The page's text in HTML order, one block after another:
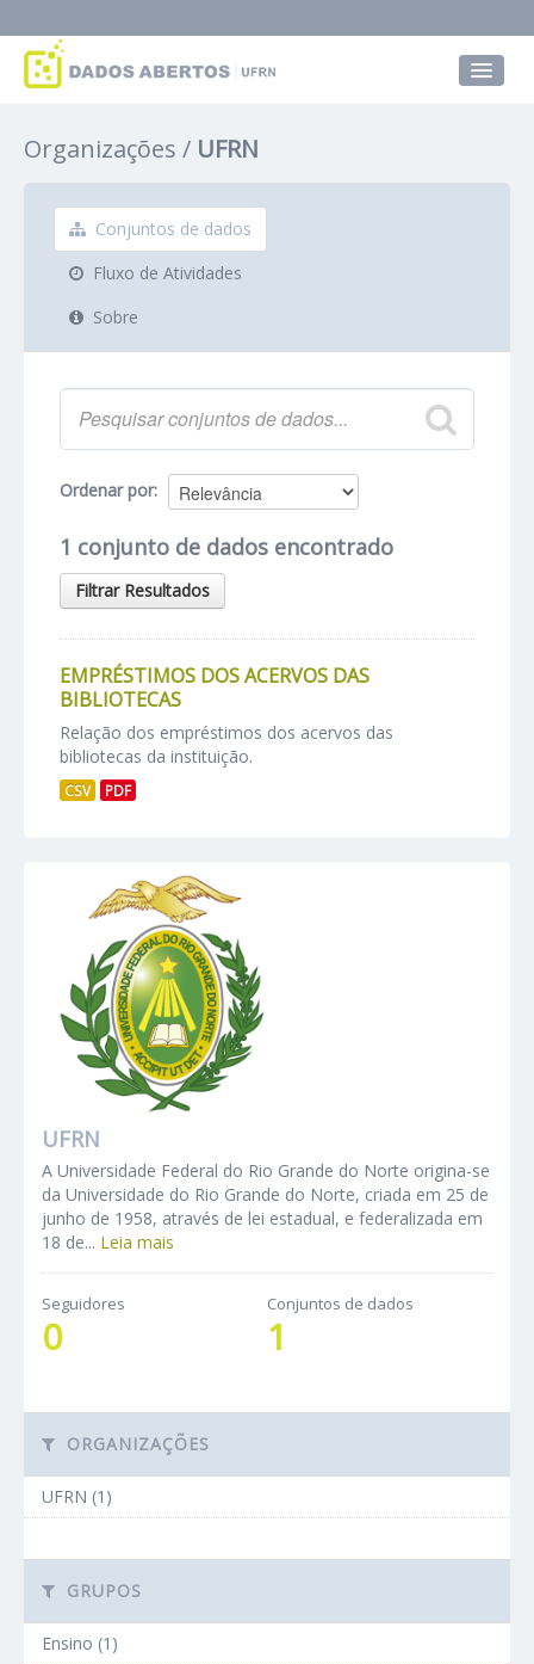
Grupos
Sobre
Organizações UFRN
Conjuntos de dados
Fluxo de Atividades
Sobre
Ordenar por
1 conjunto de dados encontrado
Filtrar Resultados
EMPRÉSTIMOS DOS ACERVOS DAS
BIBLIOTECAS
Relação dos empréstimos dos acervos das
bibliotecas da instituição.
CSV PDF
UFRN
A Universidade Federal do Rio Grande do Norte origina-se
da Universidade do Rio Grande do Norte, criada em 25 de
junho de 1958, através de lei estadual, e federalizada em
18 de... Leia mais
Seguidores
0
Conjuntos de dados
1
ORGANIZAÇÕES
UFRN (1)
GRUPOS
Ensino (1)